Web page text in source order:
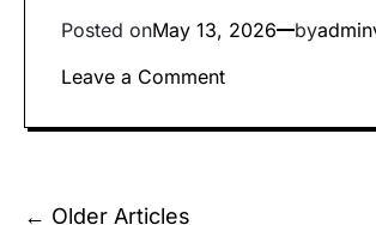
Posted onMay 13, 2026 by
Leave a Commenton
bеrjuаng
← Older Articles